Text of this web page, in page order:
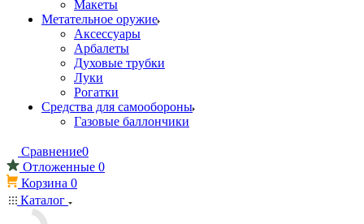
Макеты
Метательное оружие
Аксессуары
Арбалеты
Духовые трубки
Луки
Рогатки
Средства для самообороны
Газовые баллончики
Сравнение0
Отложенные 0
Корзина 0
Каталог